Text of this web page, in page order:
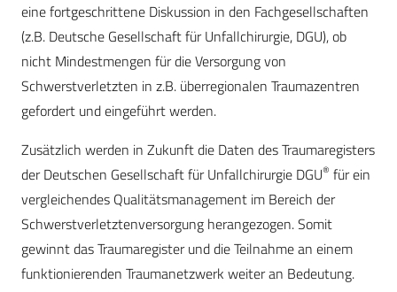
eine fortgeschrittene Diskussion in den Fachgesellschaften
(z.B. Deutsche Gesellschaft für Unfallchirurgie, DGU), ob
nicht Mindestmengen für die Versorgung von
Schwerstverletzten in z.B. überregionalen Traumazentren
gefordert und eingeführt werden.
Zusätzlich werden in Zukunft die Daten des Traumaregisters
der Deutschen Gesellschaft für Unfallchirurgie DGU® für ein
vergleichendes Qualitätsmanagement im Bereich der
Schwerstverletztenversorgung herangezogen. Somit
gewinnt das Traumaregister und die Teilnahme an einem
funktionierenden Traumanetzwerk weiter an Bedeutung.